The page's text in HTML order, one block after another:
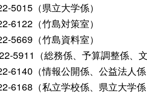
（県立大学係）
（竹島対策室）
（竹島資料室）
5911（総務係、予算調整係、
（情報公開係、公益法人
（私立学校係、県立大学